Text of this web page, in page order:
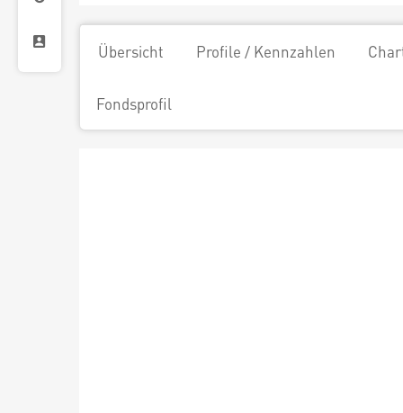
Übersicht Profile / Kennzahlen
Fondsprofil